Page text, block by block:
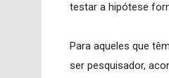
testar a hipótese
Para aqueles que
ser pesquisador,